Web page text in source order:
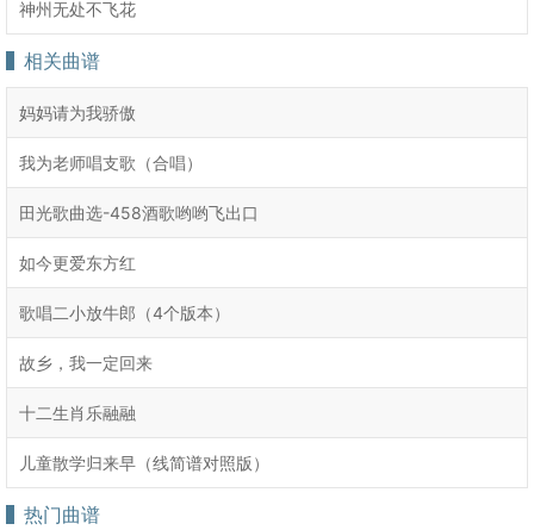
神州无处不飞花
相关曲谱
妈妈请为我骄傲
我为老师唱支歌（合唱）
田光歌曲选-458酒歌哟哟飞出口
如今更爱东方红
歌唱二小放牛郎（4个版本）
故乡，我一定回来
十二生肖乐融融
儿童散学归来早（线简谱对照版）
热门曲谱